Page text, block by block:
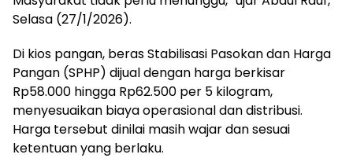
Selasa (27/1/2026).
Di kios pangan, beras Stabilisasi Pasokan dan Harga
Pangan (SPHP) dijual dengan harga berkisar
Rp58.000 hingga Rp62.500 per 5 kilogram,
menyesuaikan biaya operasional dan distribusi.
Harga tersebut dinilai masih wajar dan sesuai
ketentuan yang berlaku.